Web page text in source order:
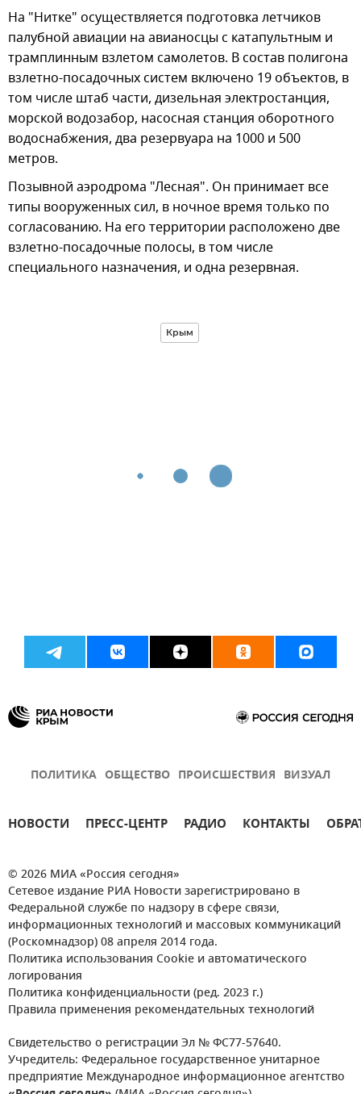
На "Нитке" осуществляется подготовка летчиков
палубной авиации на авианосцы с катапультным и
трамплинным взлетом самолетов. В состав полигона
взлетно-посадочных систем включено 19 объектов, в
том числе штаб части, дизельная электростанция,
морской водозабор, насосная станция оборотного
водоснабжения, два резервуара на 1000 и 500
метров.
Позывной аэродрома "Лесная". Он принимает все
типы вооруженных сил, в ночное время только по
согласованию. На его территории расположено две
взлетно-посадочные полосы, в том числе
специального назначения, и одна резервная.
Крым
ПОЛИТИКА ОБЩЕСТВО ПРОИСШЕСТВИЯ ВИЗУАЛ
НОВОСТИ ПРЕСС-ЦЕНТР РАДИО КОНТАКТЫ
© 2026 МИА «Россия сегодня»
Сетевое издание РИА Новости зарегистрировано в
Федеральной службе по надзору в сфере связи,
информационных технологий и массовых коммуникаций
(Роскомнадзор) 08 апреля 2014 года.
Политика использования Cookie и автоматического
логирования
Политика конфиденциальности (ред. 2023 г.)
Правила применения рекомендательных технологий
Свидетельство о регистрации Эл № ФС77-57640.
Учредитель: Федеральное государственное унитарное
предприятие Международное информационное агентство